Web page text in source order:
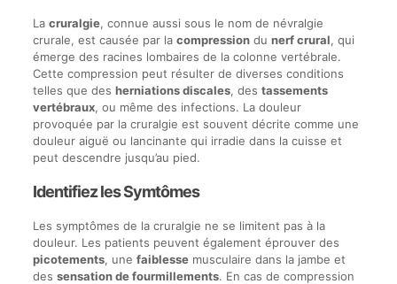
La cruralgie, connue aussi sous le nom de névralgie
crurale, est causée par la compressiondu nerf crural, qui
émerge des racines lombaires de la colonne vertébrale.
Cette compression peut résulter de diverses conditions
telles que des herniations discales, des tassements
vertébraux, ou même des infections. La douleur
provoquée par la cruralgie est souvent décrite comme une
douleur aiguë ou lancinante qui irradie dans la cuisse et
peut descendre jusqu’au pied.
Identifiez les Symtômes
Les symptômes de la cruralgie ne se limitent pas à la
douleur. Les patients peuvent également éprouver des
picotements, une faiblessemusculaire dans la jambe et
des sensation de fourmillements. En cas de compression